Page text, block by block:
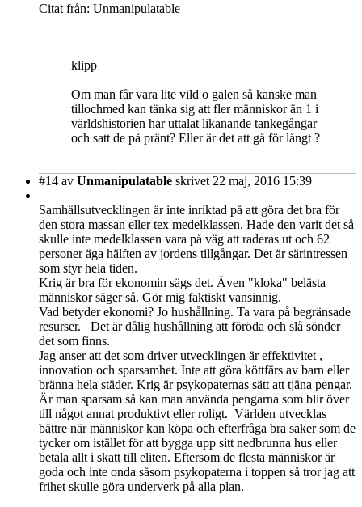
Citat från: Unmanipulatable
klipp
Om man får vara lite vild o galen så kanske man
tillochmed kan tänka sig att fler människor än 1 i
världshistorien har uttalat likanande tankegångar
och satt de på pränt? Eller är det att gå för långt ?
#14 av Unmanipulatable skrivet 22 maj, 2016 15:39
Samhällsutvecklingen är inte inriktad på att göra det bra för
den stora massan eller tex medelklassen. Hade den varit det så
skulle inte medelklassen vara på väg att raderas ut och 62
personer äga hälften av jordens tillgångar. Det är särintressen
som styr hela tiden.
Krig är bra för ekonomin sägs det. Även "kloka" belästa
människor säger så. Gör mig faktiskt vansinnig.
Vad betyder ekonomi? Jo hushållning. Ta vara på begränsade
resurser. Det är dålig hushållning att föröda och slå sönder
det som finns.
Jag anser att det som driver utvecklingen är effektivitet ,
innovation och sparsamhet. Inte att göra köttfärs av barn eller
bränna hela städer. Krig är psykopaternas sätt att tjäna pengar.
Är man sparsam så kan man använda pengarna som blir över
till något annat produktivt eller roligt. Världen utvecklas
bättre när människor kan köpa och efterfråga bra saker som de
tycker om istället för att bygga upp sitt nedbrunna hus eller
betala allt i skatt till eliten. Eftersom de flesta människor är
goda och inte onda såsom psykopaterna i toppen så tror jag att
frihet skulle göra underverk på alla plan.